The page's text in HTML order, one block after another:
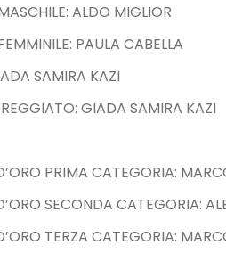
ALDO MIGLIOR
PAULA CABELLA
SAMIRA KAZI
GIADA SAMIRA KAZI
PRIMA CATEGORIA:
SECONDA CATEGORIA:
TERZA CATEGORIA: